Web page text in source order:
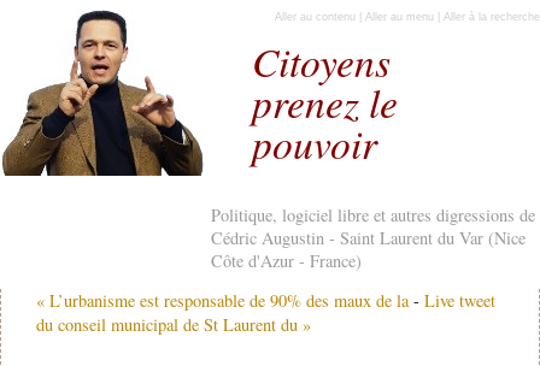
Citoyens
prenez le
pouvoir
Politique, logiciel libre et autres digressions de
Cédric Augustin - Saint Laurent du Var (Nice
Côte d'Azur - France)
Aller au contenu Aller au menu Aller à la recherche
« L’urbanisme est responsable de 90% des maux de la - Live tweet
du conseil municipal de St Laurent du »